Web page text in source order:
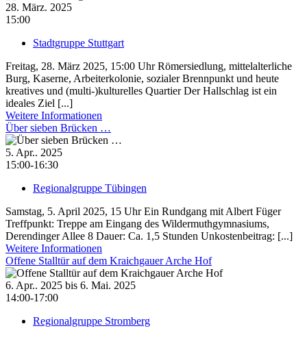
28. März. 2025
15:00
Stadtgruppe Stuttgart
Freitag, 28. März 2025, 15:00 Uhr Römersiedlung, mittelalterliche
Burg, Kaserne, Arbeiterkolonie, sozialer Brennpunkt und heute
kreatives und (multi-)kulturelles Quartier Der Hallschlag ist ein
ideales Ziel [...]
Weitere Informationen
Über sieben Brücken …
5. Apr.. 2025
15:00-16:30
Regionalgruppe Tübingen
Samstag, 5. April 2025, 15 Uhr Ein Rundgang mit Albert Füger
Treffpunkt: Treppe am Eingang des Wildermuthgymnasiums,
Derendinger Allee 8 Dauer: Ca. 1,5 Stunden Unkostenbeitrag: [...]
Weitere Informationen
Offene Stalltür auf dem Kraichgauer Arche Hof
6. Apr.. 2025 bis 6. Mai. 2025
14:00-17:00
Regionalgruppe Stromberg